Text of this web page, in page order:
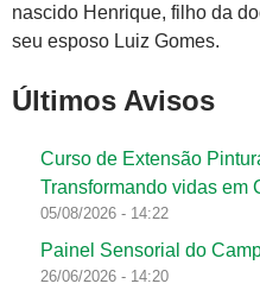
nascido Henrique, filho da
seu esposo Luiz Gomes.
Últimos Avisos
Curso de Extensão
Transformando vidas em
05/08/2026 - 14:22
Painel Sensorial do
26/06/2026 - 14:20